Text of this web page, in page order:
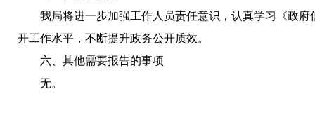
我局将进一步加强工作人员责任意识，认真学习《政
开工作水平，不断提升政务公开质效。
六、其他需要报告的事项
无。